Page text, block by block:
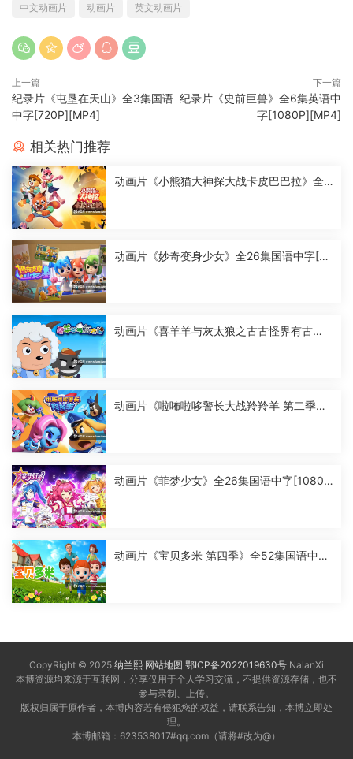
中文动画片 动画片 英文动画片
上一篇
纪录片《屯垦在天山》全3集国语
中字[720P][MP4]
下一篇
纪录片《史前巨兽》全6集英语中
字[1080P][MP4]
相关热门推荐
动画片《小熊猫大神探大战卡皮巴巴拉》全2
动画片《妙奇变身少女》全26集国语中字[10
动画片《喜羊羊与灰太狼之古古怪界有古
动画片《啦咘啦哆警长大战羚羚羊 第二季》
动画片《菲梦少女》全26集国语中字[1080
动画片《宝贝多米 第四季》全52集国语中字
CopyRight © 2025 纳兰熙 网站地图 鄂ICP备2022019630号 NalanXi
本博资源均来源于互联网，分享仅用于个人学习交流，不提供资源存储，也不
参与录制、上传。
版权归属于原作者，本博内容若有侵犯您的权益，请联系告知，本博立即处
理。
本博邮箱：623538017#qq.com（请将#改为@）